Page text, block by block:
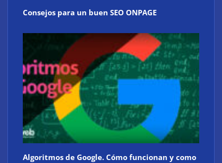
Consejos para un buen SEO ONPAGE
Algoritmos de Google. Cómo funcionan y como